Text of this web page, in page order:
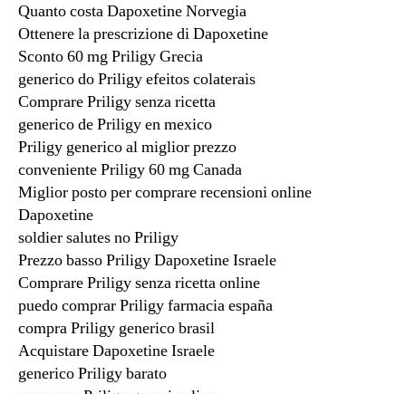
Quanto costa Dapoxetine Norvegia
Ottenere la prescrizione di Dapoxetine
Sconto 60 mg Priligy Grecia
generico do Priligy efeitos colaterais
Comprare Priligy senza ricetta
generico de Priligy en mexico
Priligy generico al miglior prezzo
conveniente Priligy 60 mg Canada
Miglior posto per comprare recensioni online
Dapoxetine
soldier salutes no Priligy
Prezzo basso Priligy Dapoxetine Israele
Comprare Priligy senza ricetta online
puedo comprar Priligy farmacia españa
compra Priligy generico brasil
Acquistare Dapoxetine Israele
generico Priligy barato